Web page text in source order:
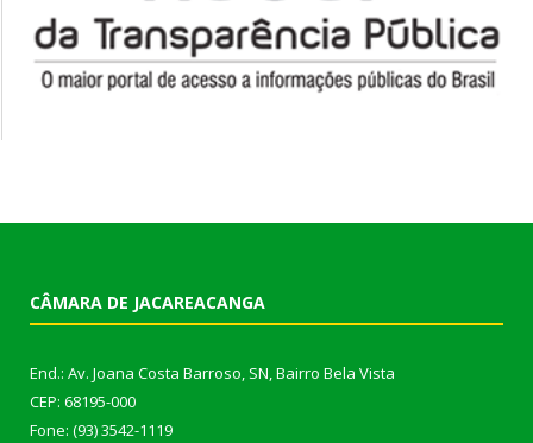
CÂMARA DE JACAREACANGA
End.: Av. Joana Costa Barroso, SN, Bairro Bela Vista
CEP: 68195-000
Fone: (93) 3542-1119